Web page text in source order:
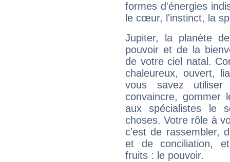
formes d'énergies
le cœur, l'instinct, la
Jupiter, la planète
pouvoir et de la
de votre ciel natal.
chaleureux, ouvert,
vous savez
convaincre, gommer
aux spécialistes le
choses. Votre rôle à
c'est de rassembler,
et de conciliation,
fruits : le pouvoir.